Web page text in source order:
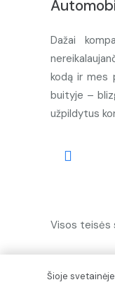
Dažai
kodą ir mes
buityje –
užpildytus
Visos teisės
Šioje